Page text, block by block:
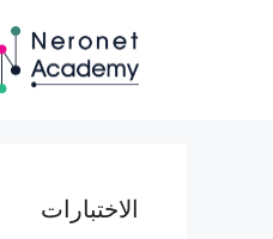
الاختبارات